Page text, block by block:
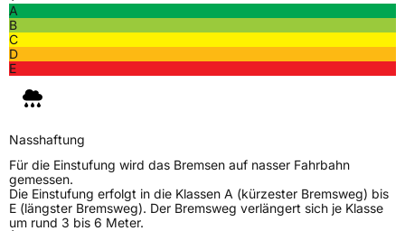
A
B
C
D
E
Nasshaftung
Für die Einstufung wird das Bremsen auf nasser Fahrbahn
gemessen.
Die Einstufung erfolgt in die Klassen A (kürzester Bremsweg) bis
E (längster Bremsweg). Der Bremsweg verlängert sich je Klasse
um rund 3 bis 6 Meter.